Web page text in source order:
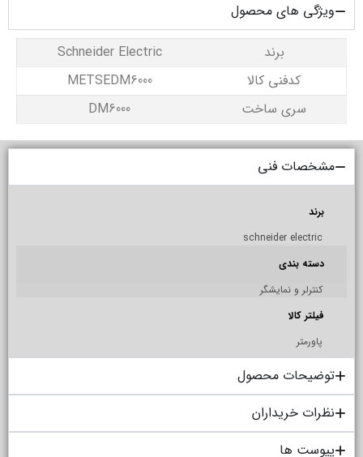
ویژگی های محصول
برند
Schneider Electric
کدفنی کالا
METSEDM6000
سری ساخت
DM6000
مشخصات فنی
برند
schneider electric
دسته بندی
کنترلر و نمایشگر
فیلتر کالا
پاورمتر
توضیحات محصول
نظرات خریداران
پیوست ها